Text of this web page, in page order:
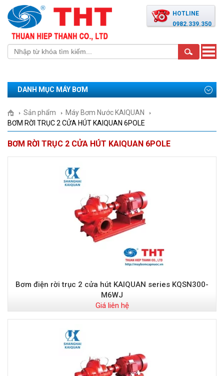
HOTLINE
0982.339.350
Toggle
DANH MỤC MÁY BƠM
Sản phẩm
Máy Bơm Nước KAIQUAN
BƠM RỜI TRỤC 2 CỬA HÚT KAIQUAN 6POLE
BƠM RỜI TRỤC 2 CỬA HÚT KAIQUAN 6POLE
Bơm điện rời trục 2 cửa hút KAIQUAN series KQSN300-
M6WJ
Giá liên hệ